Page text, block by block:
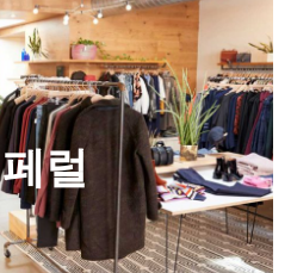
럴
럴
브랜드의 한국에 대리점을 운영
있습니다.
GO